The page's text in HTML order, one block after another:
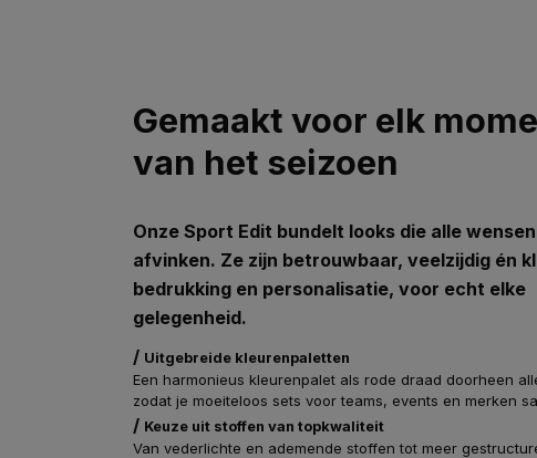
Gemaakt voor elk
van het seizoen
Onze Sport Edit bundelt looks die alle wensen
afvinken. Ze zijn betrouwbaar, veelzijdig én
bedrukking en personalisatie, voor echt elke
gelegenheid.
/ Uitgebreide kleurenpaletten
Een harmonieus kleurenpalet als rode draad doorheen
zodat je moeiteloos sets voor teams, events en merken
/ Keuze uit stoffen van topkwaliteit
Van vederlichte en ademende stoffen tot meer